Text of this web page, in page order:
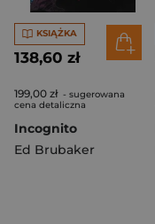
KSIĄŻKA
138,60 zł
199,00 zł - sugerowana
cena detaliczna
Incognito
Ed Brubaker